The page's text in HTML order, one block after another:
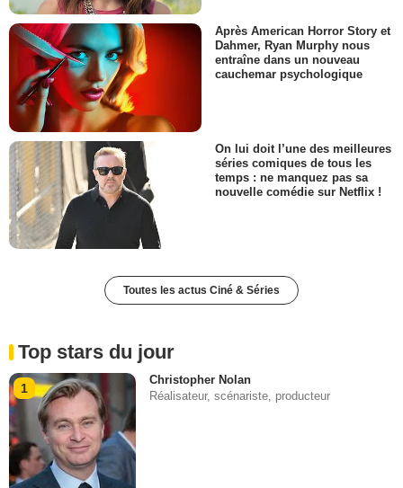
Après American Horror Story et
Dahmer, Ryan Murphy nous
entraîne dans un nouveau
cauchemar psychologique
On lui doit l’une des meilleures
séries comiques de tous les
temps : ne manquez pas sa
nouvelle comédie sur Netflix !
Toutes les actus Ciné & Séries
Top stars du jour
1
Christopher Nolan
Réalisateur, scénariste, producteur